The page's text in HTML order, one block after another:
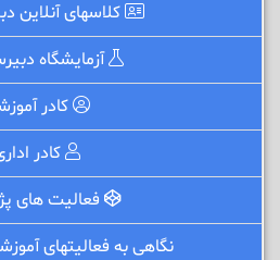
کلاسهای آنلاین
آزمایشگاه
کادر
کادر
فعالیت های
نگاهی به فعالیتهای